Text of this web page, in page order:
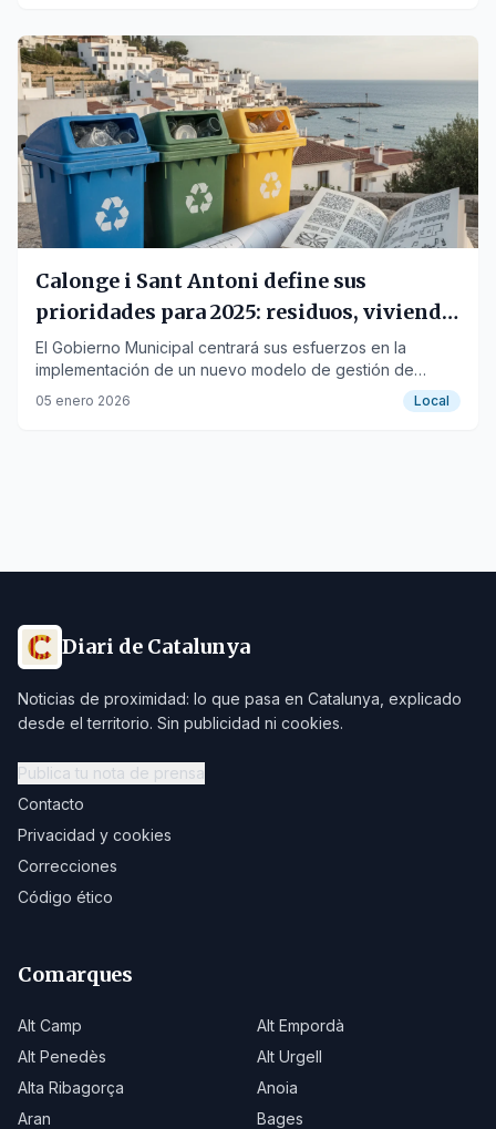
Calonge i Sant Antoni define sus
prioridades para 2025: residuos, vivienda
y cultura
El Gobierno Municipal centrará sus esfuerzos en la
implementación de un nuevo modelo de gestión de
residuos y el impulso de políticas de vivienda social.
05 enero 2026 Local
Diari de Catalunya
Noticias de proximidad: lo que pasa en Catalunya, explicado
desde el territorio. Sin publicidad ni cookies.
Publica tu nota de prensa
Contacto
Privacidad y cookies
Correcciones
Código ético
Comarques
Alt Camp
Alt Empordà
Alt Penedès
Alt Urgell
Alta Ribagorça
Anoia
Aran
Bages